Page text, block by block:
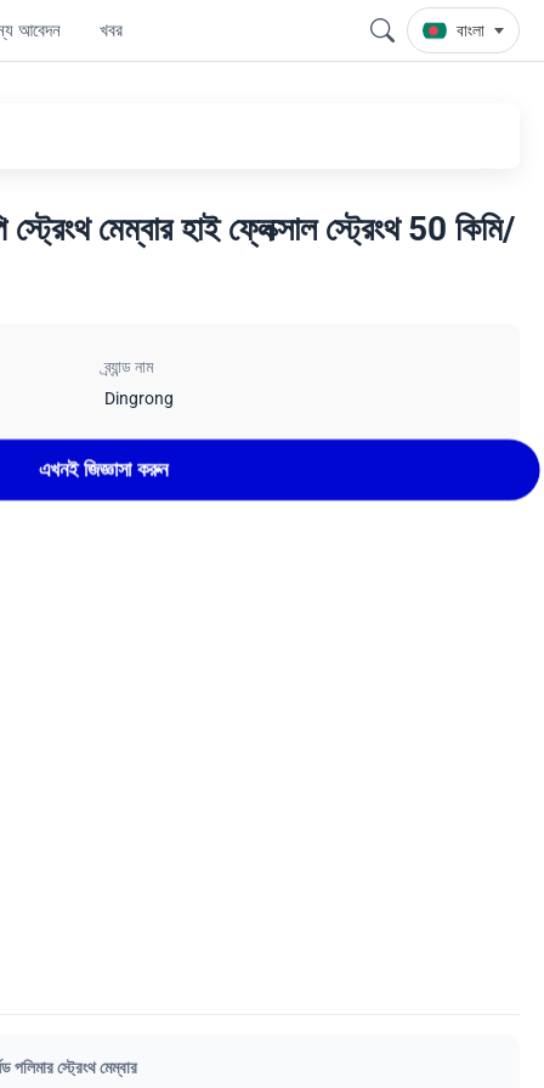
আবেদন খবর বাংলা
মেম্বার হাই ফ্লেক্সাল স্ট্রেংথ 50 কিমি/
ব্র্যান্ড নাম
Dingrong
এখনই জিজ্ঞাসা করুন
পলিমার স্ট্রেংথ মেম্বার